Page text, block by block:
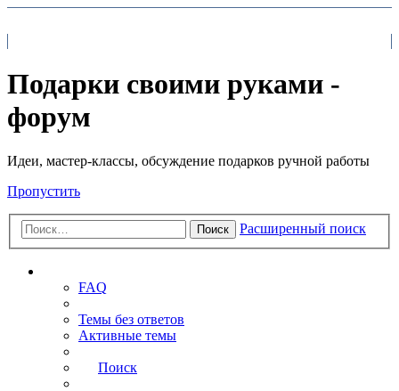
Подарки своими руками -
форум
Идеи, мастер-классы, обсуждение подарков ручной работы
Пропустить
Поиск Расширенный поиск
FAQ
Темы без ответов
Активные темы
Поиск